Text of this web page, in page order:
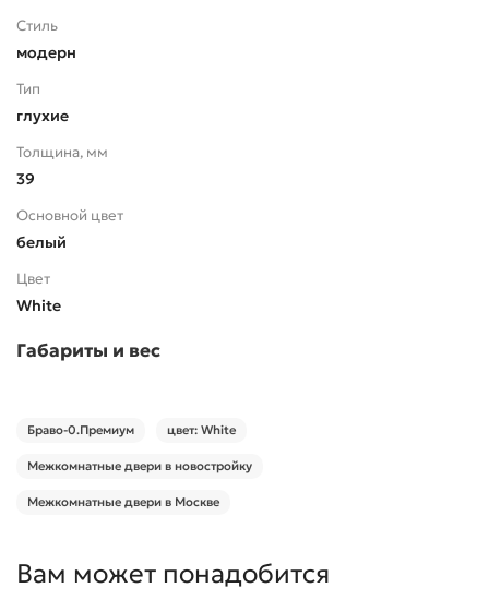
Стиль
модерн
Тип
глухие
Толщина, мм
39
Основной цвет
белый
Цвет
White
Габариты и вес
Браво-0.Премиум цвет: White
Межкомнатные двери в новостройку
Межкомнатные двери в Москве
Вам может понадобится